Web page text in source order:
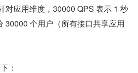
对应用维度，30000 QPS 表示 1 秒
30000 个用户（所有接口共享应用
：